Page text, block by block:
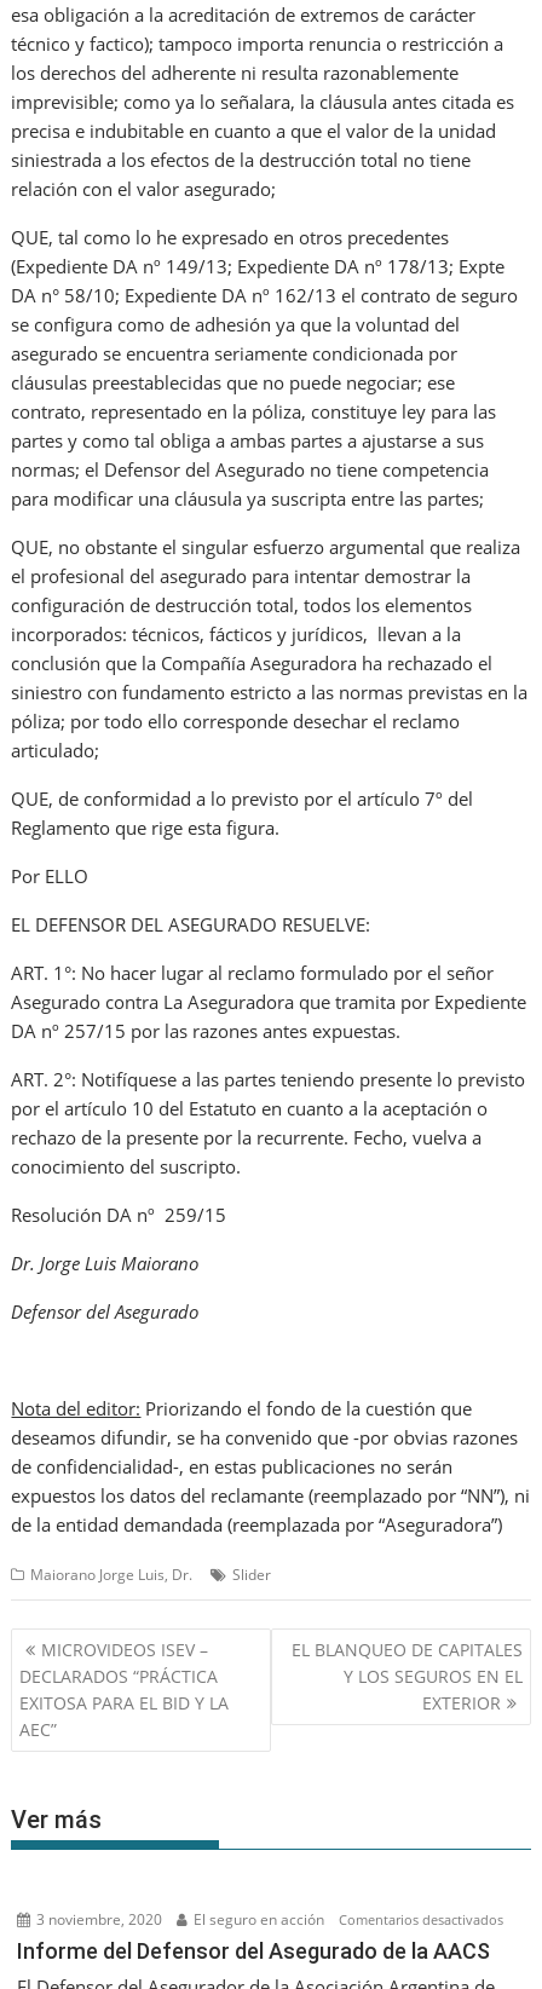
esa obligación a la acreditación de extremos de carácter
técnico y factico); tampoco importa renuncia o restricción a
los derechos del adherente ni resulta razonablemente
imprevisible; como ya lo señalara, la cláusula antes citada es
precisa e indubitable en cuanto a que el valor de la unidad
siniestrada a los efectos de la destrucción total no tiene
relación con el valor asegurado;
QUE, tal como lo he expresado en otros precedentes
(Expediente DA nº 149/13; Expediente DA nº 178/13; Expte
DA n° 58/10; Expediente DA nº 162/13 el contrato de seguro
se configura como de adhesión ya que la voluntad del
asegurado se encuentra seriamente condicionada por
cláusulas preestablecidas que no puede negociar; ese
contrato, representado en la póliza, constituye ley para las
partes y como tal obliga a ambas partes a ajustarse a sus
normas; el Defensor del Asegurado no tiene competencia
para modificar una cláusula ya suscripta entre las partes;
QUE, no obstante el singular esfuerzo argumental que realiza
el profesional del asegurado para intentar demostrar la
configuración de destrucción total, todos los elementos
incorporados: técnicos, fácticos y jurídicos, llevan a la
conclusión que la Compañía Aseguradora ha rechazado el
siniestro con fundamento estricto a las normas previstas en la
póliza; por todo ello corresponde desechar el reclamo
articulado;
QUE, de conformidad a lo previsto por el artículo 7º del
Reglamento que rige esta figura.
Por ELLO
EL DEFENSOR DEL ASEGURADO RESUELVE:
ART. 1°: No hacer lugar al reclamo formulado por el señor
Asegurado contra La Aseguradora que tramita por Expediente
DA nº 257/15 por las razones antes expuestas.
ART. 2°: Notifíquese a las partes teniendo presente lo previsto
por el artículo 10 del Estatuto en cuanto a la aceptación o
rechazo de la presente por la recurrente. Fecho, vuelva a
conocimiento del suscripto.
Resolución DA nº 259/15
Dr. Jorge Luis Maiorano
Defensor del Asegurado
Nota del editor: Priorizando el fondo de la cuestión que
deseamos difundir, se ha convenido que -por obvias razones
de confidencialidad-, en estas publicaciones no serán
expuestos los datos del reclamante (reemplazado por “NN”), ni
de la entidad demandada (reemplazada por “Aseguradora”)
Maiorano Jorge Luis, Dr. Slider
Navegación
de
entradas
MICROVIDEOS ISEV –
DECLARADOS “PRÁCTICA
EXITOSA PARA EL BID Y LA
AEC”
EL BLANQUEO DE CAPITALES
Y LOS SEGUROS EN EL
EXTERIOR
Ver más
3 noviembre, 2020 El seguro en acción Comentarios desactivadosen
Informe del Defensor del Asegurado de la AACS